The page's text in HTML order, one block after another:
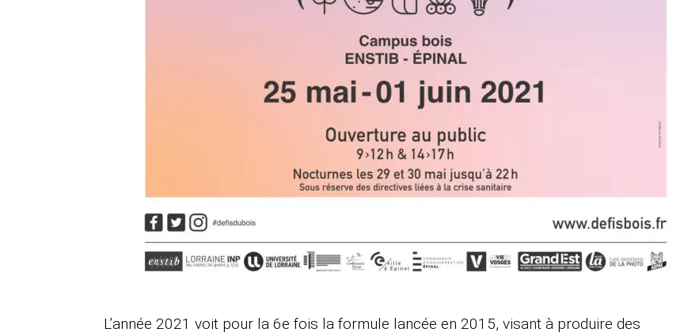
L’année 2021 voit pour la 6e fois la formule lancée en 2015, visant à produire des